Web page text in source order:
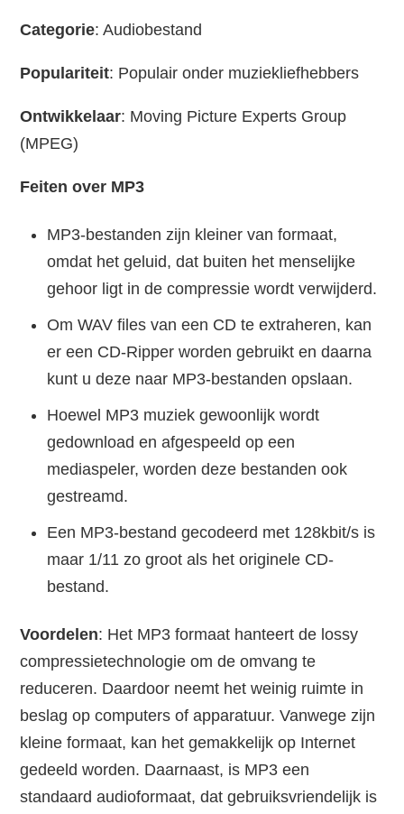
Categorie: Audiobestand
Populariteit: Populair onder muziekliefhebbers
Ontwikkelaar: Moving Picture Experts Group
(MPEG)
Feiten over MP3
MP3-bestanden zijn kleiner van formaat,
omdat het geluid, dat buiten het menselijke
gehoor ligt in de compressie wordt verwijderd.
Om WAV files van een CD te extraheren, kan
er een CD-Ripper worden gebruikt en daarna
kunt u deze naar MP3-bestanden opslaan.
Hoewel MP3 muziek gewoonlijk wordt
gedownload en afgespeeld op een
mediaspeler, worden deze bestanden ook
gestreamd.
Een MP3-bestand gecodeerd met 128kbit/s is
maar 1/11 zo groot als het originele CD-
bestand.
Voordelen: Het MP3 formaat hanteert de lossy
compressietechnologie om de omvang te
reduceren. Daardoor neemt het weinig ruimte in
beslag op computers of apparatuur. Vanwege zijn
kleine formaat, kan het gemakkelijk op Internet
gedeeld worden. Daarnaast, is MP3 een
standaard audioformaat, dat gebruiksvriendelijk is